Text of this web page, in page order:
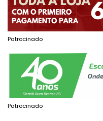
Patrocinado
Patrocinado